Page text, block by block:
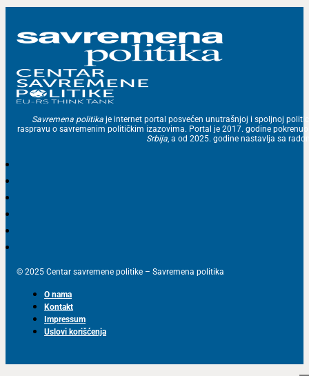
Savremena politika je internet portal posvećen unutrašnjoj i spoljnoj
raspravu o savremenim političkim izazovima. Portal je 2017. godine
Srbija, a od 2025. godine nastavlja sa
© 2025 Centar savremene politike – Savremena politika
O nama
Kontakt
Impressum
Uslovi korišćenja